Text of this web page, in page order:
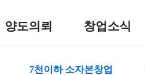
양도의뢰 창업소식
7천이하 소자본창업